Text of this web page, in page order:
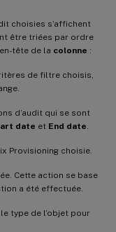
choisies s’affichent
être triées par ordre
tête de la colonne :
de filtre choisis,
d’audit qui se sont
date et End date
Provisioning choisie.
Cette action se base
a été effectuée.
type de l’objet pour